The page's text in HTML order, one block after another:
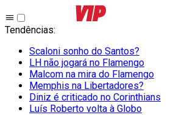
Tendências:
Scaloni sonho do Santos?
LH não jogará no Flamengo
Malcom na mira do Flamengo
Memphis na Libertadores?
Diniz é criticado no Corinthians
Luís Roberto volta à Globo